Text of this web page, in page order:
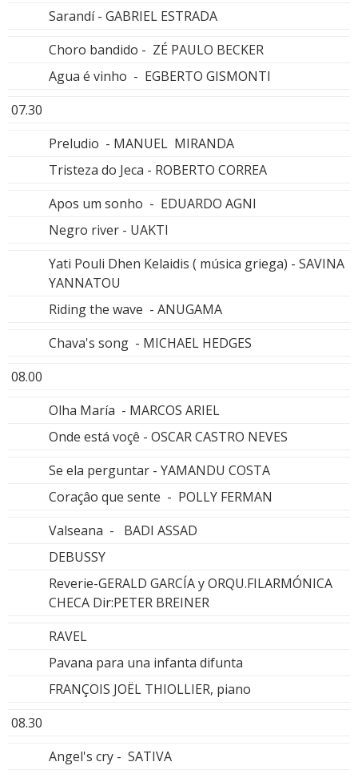
Sarandí - GABRIEL ESTRADA
Choro bandido - ZÉ PAULO BECKER
Agua é vinho - EGBERTO GISMONTI
07.30
Preludio - MANUEL MIRANDA
Tristeza do Jeca - ROBERTO CORREA
Apos um sonho - EDUARDO AGNI
Negro river - UAKTI
Yati Pouli Dhen Kelaidis ( música griega) - SAVINA
YANNATOU
Riding the wave - ANUGAMA
Chava's song - MICHAEL HEDGES
08.00
Olha María - MARCOS ARIEL
Onde está voçê - OSCAR CASTRO NEVES
Se ela perguntar - YAMANDU COSTA
Coraçâo que sente - POLLY FERMAN
Valseana - BADI ASSAD
DEBUSSY
Reverie-GERALD GARCÍA y ORQU.FILARMÓNICA
CHECA Dir:PETER BREINER
RAVEL
Pavana para una infanta difunta
FRANÇOIS JOËL THIOLLIER, piano
08.30
Angel's cry - SATIVA